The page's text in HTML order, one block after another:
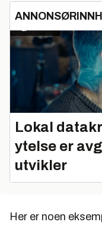
Lokal
ytelse er
utvikler
Her er noen